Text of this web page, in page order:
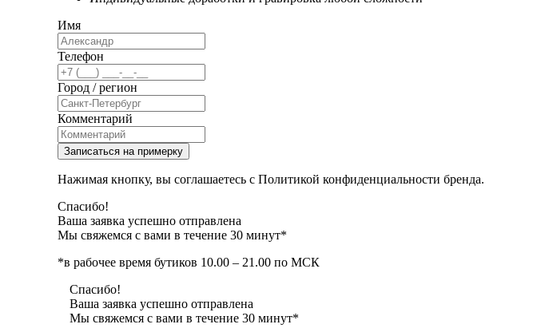
Имя
Телефон
Город / регион
Комментарий
Записаться на примерку
Нажимая кнопку, вы соглашаетесь с Политикой конфиденциальности бренда.
Спасибо!
Ваша заявка успешно отправлена
Мы свяжемся с вами в течение 30 минут*
*в рабочее время бутиков 10.00 – 21.00 по МСК
Спасибо!
Ваша заявка успешно отправлена
Мы свяжемся с вами в течение 30 минут*